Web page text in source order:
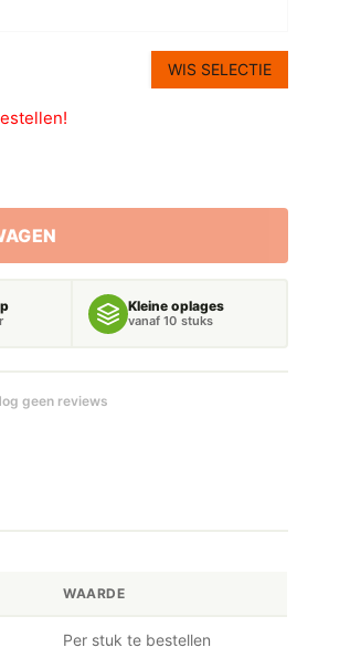
WIS SELECTIE
Kleine oplages
vanaf 10 stuks
geen reviews
WAARDE
Per stuk te bestellen